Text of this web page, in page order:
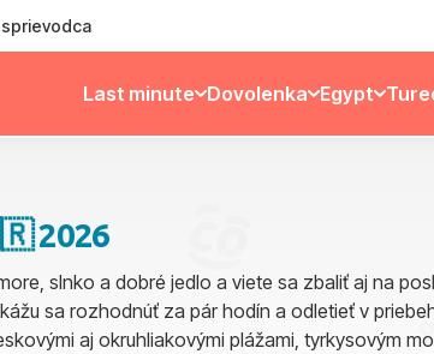
Last minute Dovolenka Egypt
2026
slnko a dobré jedlo a viete sa zbaliť aj na
sa rozhodnúť za pár hodín a odletieť v
aj okruhliakovými plážami, tyrkysovým